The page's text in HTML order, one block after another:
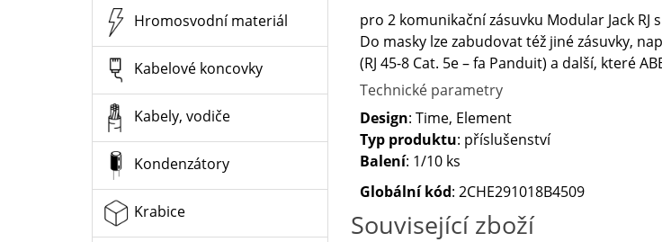
Hromosvodní materiál
Kabelové koncovky
Kabely, vodiče
Kondenzátory
Krabice
pro 2 komunikační zásuvku Modular Jack RJ
Do masky lze zabudovat též jiné zásuvky,
(RJ 45-8 Cat. 5e – fa Panduit) a další, které
Technické parametry
Design: Time, Element
Typ produktu: příslušenství
Balení: 1/10 ks
Globální kód: 2CHE291018B4509
Související zboží